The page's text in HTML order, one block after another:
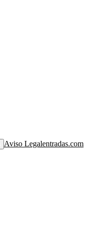
Aviso Legalentradas.com